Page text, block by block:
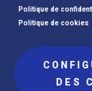
Politique de
Politique de cookies
DES